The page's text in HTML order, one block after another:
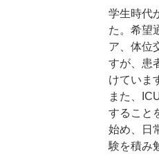
学生時代
た。希望
ア、体位
すが、患
けていま
また、
すること
始め、日
験を積み